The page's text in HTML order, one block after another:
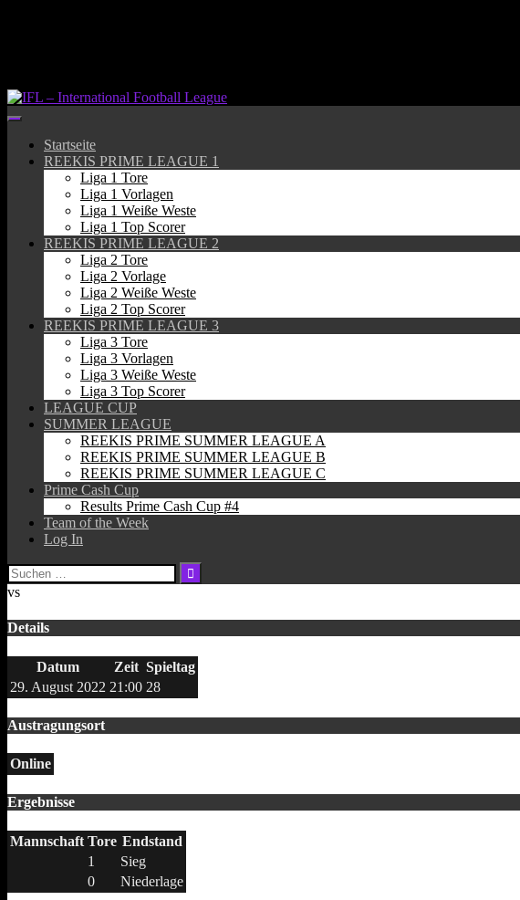
Startseite
REEKIS PRIME LEAGUE 1
Liga 1 Tore
Liga 1 Vorlagen
Liga 1 Weiße Weste
Liga 1 Top Scorer
REEKIS PRIME LEAGUE 2
Liga 2 Tore
Liga 2 Vorlage
Liga 2 Weiße Weste
Liga 2 Top Scorer
REEKIS PRIME LEAGUE 3
Liga 3 Tore
Liga 3 Vorlagen
Liga 3 Weiße Weste
Liga 3 Top Scorer
LEAGUE CUP
SUMMER LEAGUE
REEKIS PRIME SUMMER LEAGUE A
REEKIS PRIME SUMMER LEAGUE B
REEKIS PRIME SUMMER LEAGUE C
Prime Cash Cup
Results Prime Cash Cup #4
Team of the Week
Log In
Suchen
nach:
vs
Details
Datum Zeit Spieltag
29. August 2022 21:00 28
Austragungsort
Online
Ergebnisse
Mannschaft Tore Endstand
1
Sieg
0
Niederlage